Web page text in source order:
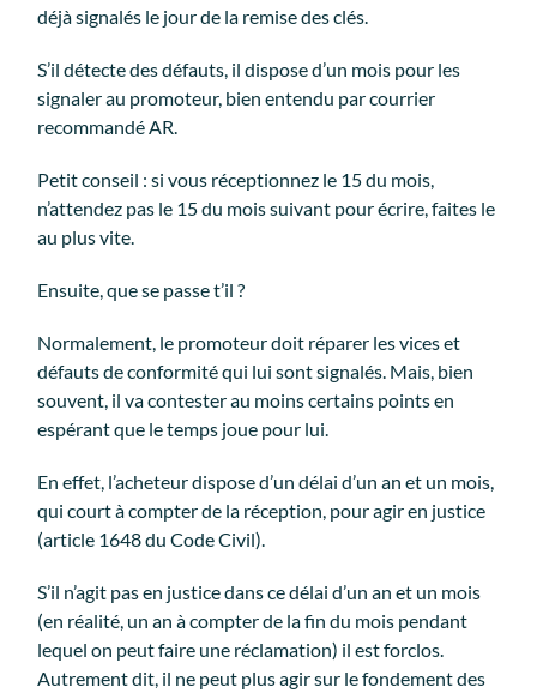
déjà signalés le jour de la remise des clés.
S’il détecte des défauts, il dispose d’un mois pour les
signaler au promoteur, bien entendu par courrier
recommandé AR.
Petit conseil : si vous réceptionnez le 15 du mois,
n’attendez pas le 15 du mois suivant pour écrire, faites le
au plus vite.
Ensuite, que se passe t’il ?
Normalement, le promoteur doit réparer les vices et
défauts de conformité qui lui sont signalés. Mais, bien
souvent, il va contester au moins certains points en
espérant que le temps joue pour lui.
En effet, l’acheteur dispose d’un délai d’un an et un mois,
qui court à compter de la réception, pour agir en justice
(article 1648 du Code Civil).
S’il n’agit pas en justice dans ce délai d’un an et un mois
(en réalité, un an à compter de la fin du mois pendant
lequel on peut faire une réclamation) il est forclos.
Autrement dit, il ne peut plus agir sur le fondement des